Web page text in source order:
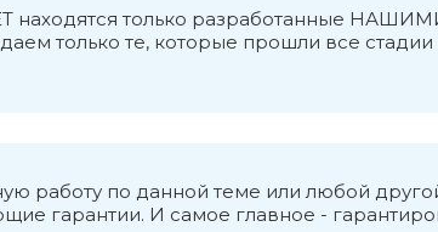
назначением. К ним относятся
медицинского страхования. В
постановлениями правлений этих
направлениям своей
находятся только разработанные
только те, которые прошли все стадии
работу по данной теме или любой
гарантии. И самое главное -